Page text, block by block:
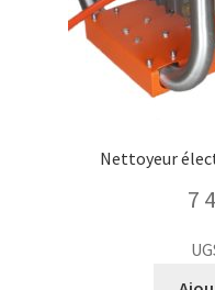
Nettoyeur
7